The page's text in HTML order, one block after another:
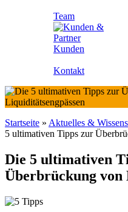
Team
Kunden
Kontakt
Startseite » Aktuelles &
5 ultimativen Tipps zur
Die 5 ultimativen
Überbrückung von